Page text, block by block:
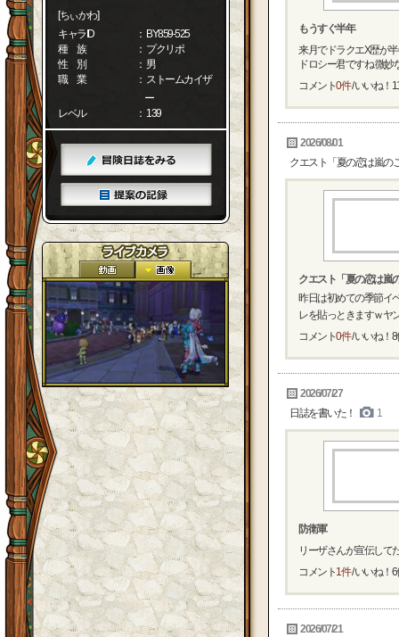
[ちぃかわ]
キャラID
： BY859-525
種 族
： プクリポ
性 別
： 男
職 業
： ストームカイザ
ー
レベル
： 139
もうすぐ半年
来月でドラクエX歴が
ドロシー君ですね 微妙
コメント0件/ いいね！
2026/08/01
クエスト「夏の恋は嵐の
クエスト「夏の恋は嵐
昨日は初めての季節イ
レを貼っときますｗヤ
コメント0件/ いいね！ 8
2026/07/27
日誌を書いた！
1
防衛軍
リーザさんが宣伝して
コメント1件/ いいね！ 6
2026/07/21